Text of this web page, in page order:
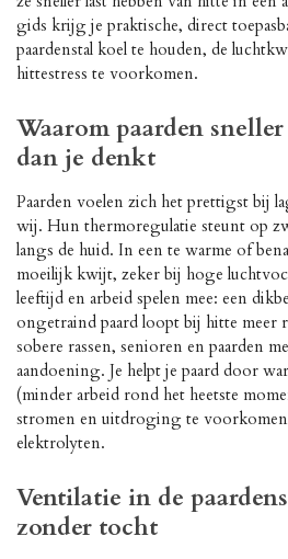
gids krijg je praktische, direct
paardenstal koel te houden, de
hittestress te voorkomen.
Waarom paarden
dan je denkt
Paarden voelen zich het prettigst bij
wij. Hun thermoregulatie steunt op
langs de huid. In een te warme of
moeilijk kwijt, zeker bij hoge
leeftijd en arbeid spelen mee: een
ongetraind paard loopt bij hitte meer
sobere rassen, senioren en paarden
aandoening. Je helpt je paard door
(minder arbeid rond het heetste
stromen en uitdroging te
elektrolyten.
Ventilatie in de
zonder tocht